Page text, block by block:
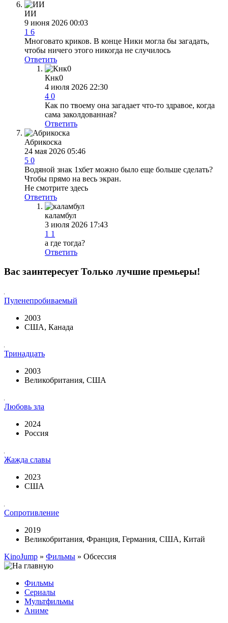
ИИ
9 июня 2026 00:03
1 6
Многовато криков. В конце Ники могла бы загадать,
чтобы ничего этого никогда не случилось
Ответить
Кнк0
4 июля 2026 22:30
4 0
Как по твоему она загадает что-то здравое, когда
сама заколдованная?
Ответить
Абрикоска
24 мая 2026 05:46
5 0
Водяной знак 1хбет можно было еще больше сделать?
Чтобы прямо на весь экран.
Не смотрите здесь
Ответить
каламбул
3 июля 2026 17:43
1 1
а где тогда?
Ответить
Вас заинтересуетТолько лучшие премьеры!
Пуленепробиваемый
2003
США, Канада
Тринадцать
2003
Великобритания, США
Любовь зла
2024
Россия
Жажда славы
2023
США
Сопротивление
2019
Великобритания, Франция, Германия, США, Китай
KinoJump » Фильмы » Обсессия
Фильмы
Сериалы
Мультфильмы
Аниме